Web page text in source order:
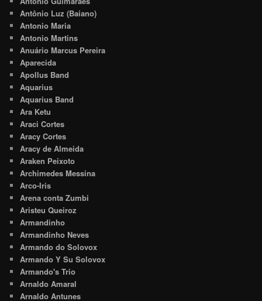
Antônio Luz (Baiano)
Antonio Maria
Antonio Martins
Anuário Marcus Pereira
Aparecida
Apollus Band
Aquarius
Aquarius Band
Ara Ketu
Araci Cortes
Aracy Cortes
Aracy de Almeida
Araken Peixoto
Archimedes Messina
Arco-Iris
Arena conta Zumbi
Aristeu Queiroz
Armandinho
Armandinho Neves
Armando do Solovox
Armando Y Su Solovox
Armando's Trio
Arnaldo Amaral
Arnaldo Antunes